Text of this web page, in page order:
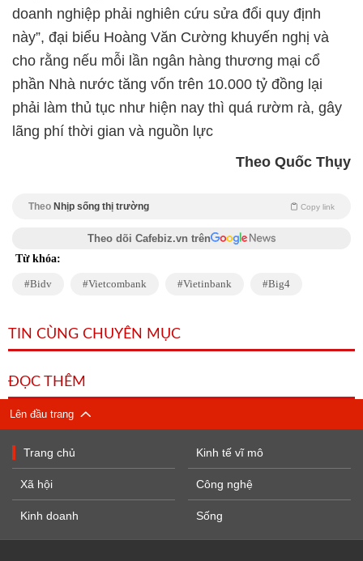
doanh nghiệp phải nghiên cứu sửa đổi quy định
này”, đại biểu Hoàng Văn Cường khuyến nghị và
cho rằng nếu mỗi lần ngân hàng thương mại cổ
phần Nhà nước tăng vốn trên 10.000 tỷ đồng lại
phải làm thủ tục như hiện nay thì quá rườm rà, gây
lãng phí thời gian và nguồn lực
Theo Quốc Thụy
Theo Nhịp sống thị trường Copy link
Theo dõi Cafebiz.vn trên
Từ khóa:
Bidv Vietcombank Vietinbank Big4
TIN CÙNG CHUYÊN MỤC
ĐỌC THÊM
Lên đầu trang
Trang chủ
Xã hội
Kinh doanh
Kinh tế vĩ mô
Công nghệ
Sống